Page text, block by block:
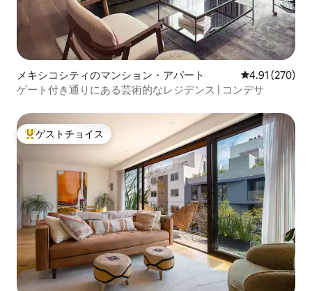
メキシコシティのマンション・アパート レビュー270
4.91 (270)
ゲート付き通りにある芸術的なレジデンス | コンデサ
大好評のゲストチョイスです。
ゲストチョイス